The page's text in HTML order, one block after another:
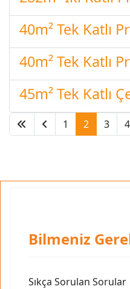
40m² Tek Katlı
40m² Tek Katlı
45m² Tek Katlı
1 2 3 4
Bilmeniz
Sıkça Sorulan Sorular